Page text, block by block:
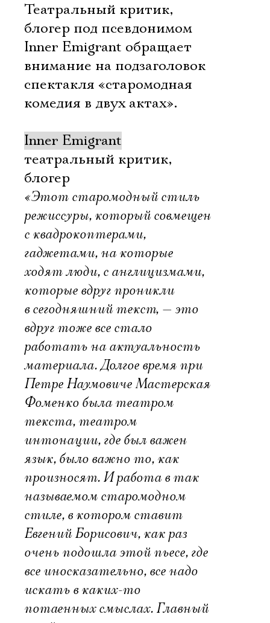
Театральный критик,
блогер под псевдонимом
Inner Emigrant обращает
внимание на подзаголовок
спектакля «старомодная
комедия в двух актах».
Inner Emigrant
театральный критик,
блогер
«Этот старомодный стиль
режиссуры, который совмещен
с квадрокоптерами,
гаджетами, на которые
ходят люди, с англицизмами,
которые вдруг проникли
в сегодняшний текст, — это
вдруг тоже все стало
работать на актуальность
материала. Долгое время при
Петре Наумовиче Мастерская
Фоменко была театром
текста, театром
интонации, где был важен
язык, было важно то, как
произносят. И работа в так
называемом старомодном
стиле, в котором ставит
Евгений Борисович, как раз
очень подошла этой пьесе, где
все иносказательно, все надо
искать в каких-то
потаенных смыслах. Главный